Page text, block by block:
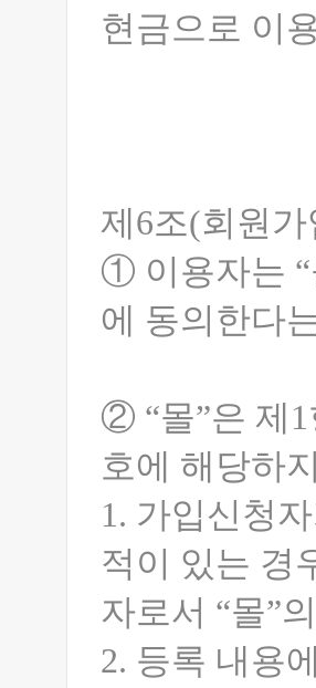
현금으로 이
제6조(회원가
① 이용자는 “
에 동의한다
② “몰”은 제
호에 해당하
1. 가입신청
적이 있는 경
자로서 “몰”
2. 등록 내용